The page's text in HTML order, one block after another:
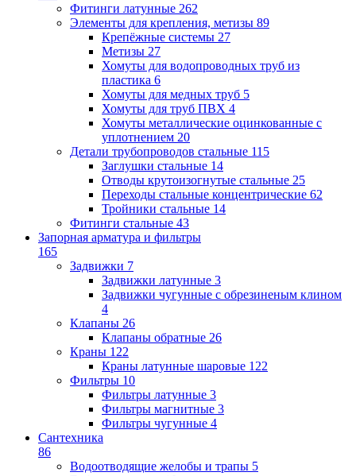
Фитинги латунные 262
Элементы для крепления, метизы 89
Крепёжные системы 27
Метизы 27
Хомуты для водопроводных труб из
пластика 6
Хомуты для медных труб 5
Хомуты для труб ПВХ 4
Хомуты металлические оцинкованные с
уплотнением 20
Детали трубопроводов стальные 115
Заглушки стальные 14
Отводы крутоизогнутые стальные 25
Переходы стальные концентрические 62
Тройники стальные 14
Фитинги стальные 43
Запорная арматура и фильтры
165
Задвижки 7
Задвижки латунные 3
Задвижки чугунные с обрезиненым клином
4
Клапаны 26
Клапаны обратные 26
Краны 122
Краны латунные шаровые 122
Фильтры 10
Фильтры латунные 3
Фильтры магнитные 3
Фильтры чугунные 4
Сантехника
86
Водоотводящие желобы и трапы 5